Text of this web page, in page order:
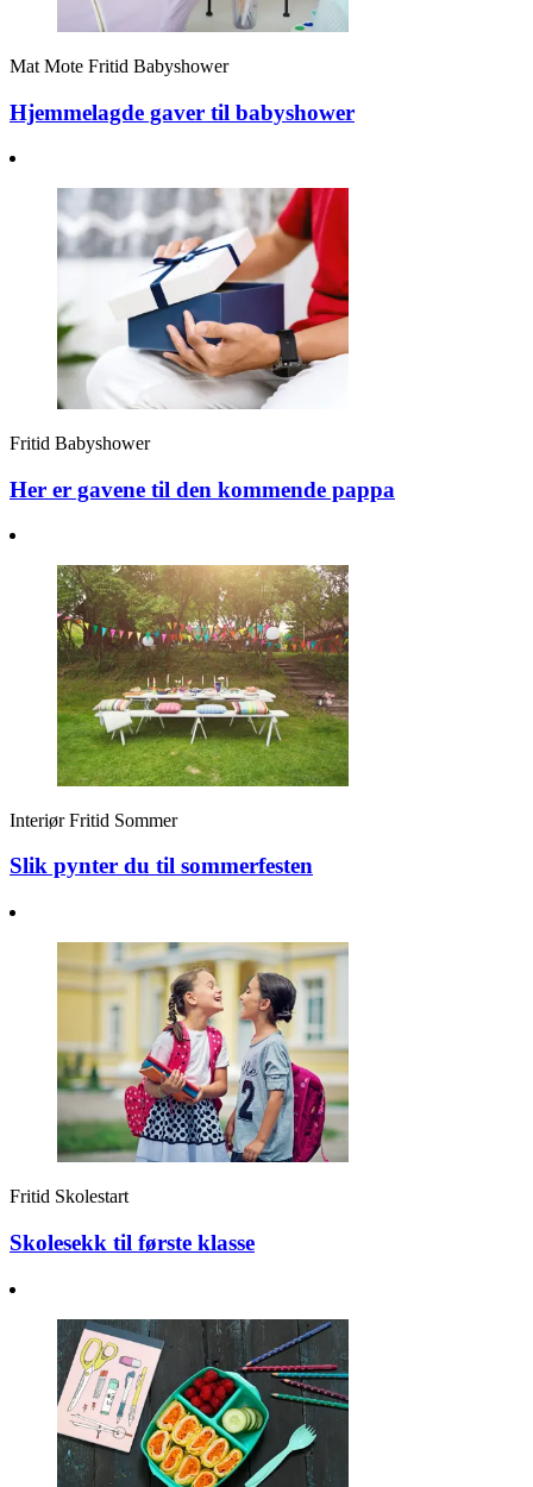
Mat Mote Fritid Babyshower
Hjemmelagde gaver til babyshower
Fritid Babyshower
Her er gavene til den kommende pappa
Interiør Fritid Sommer
Slik pynter du til sommerfesten
Fritid Skolestart
Skolesekk til første klasse